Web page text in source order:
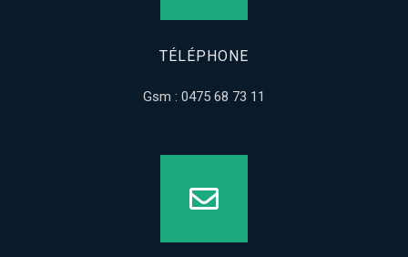
TÉLÉPHONE
Gsm : 0475 68 73 11